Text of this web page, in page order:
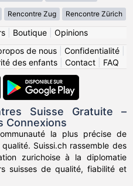
Rencontre Zug Rencontre Zürich
| Boutique| Opinions
de nous Confidentialité
des enfants| Contact| FAQ
Suisse Gratuite –
Connexions
la plus précise de
Suissi.ch rassemble des
zurichoise à la diplomatie
suisses de qualité, fiabilité et